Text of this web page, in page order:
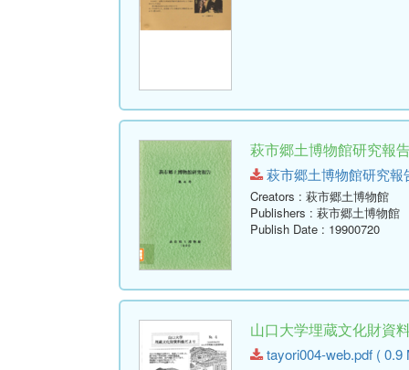
萩市郷土博物館研究報
萩市郷土博物館研究報
Creators : 萩市郷土博物館
Publishers : 萩市郷土博物館
Publish Date : 19900720
山口大学埋蔵文化財資
tayori004-web.pdf ( 0.9